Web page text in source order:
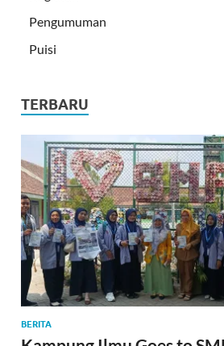
Pengumuman
Puisi
TERBARU
BERITA